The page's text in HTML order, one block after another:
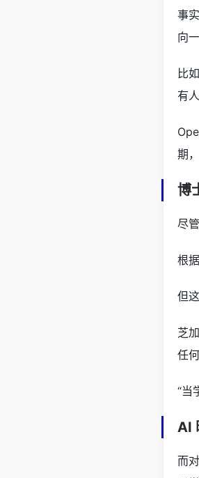
事
向
比
有
期
博
尽
根
但
芝
任
“当
AI
而